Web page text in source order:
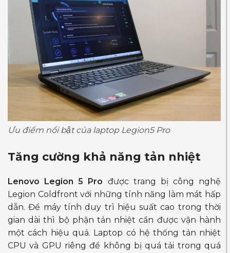
Ưu điểm nổi bật của laptop Legion5 Pro
Tăng cường khả năng tản nhiệt
Lenovo Legion 5 Pro được trang bị công nghệ
Legion Coldfront với những tính năng làm mát hấp
dẫn. Để máy tính duy trì hiệu suất cao trong thời
gian dài thì bộ phận tản nhiệt cần được vận hành
một cách hiệu quả. Laptop có hệ thống tản nhiệt
CPU và GPU riêng để không bị quá tải trong quá